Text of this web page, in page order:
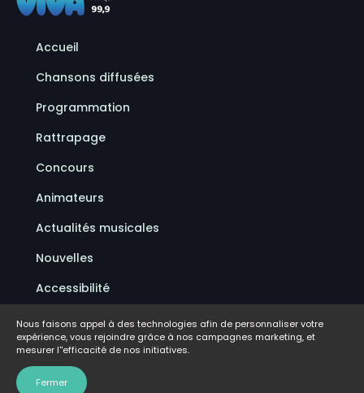
Accueil
Chansons diffusées
Programmation
Rattrapage
Concours
Animateurs
Actualités musicales
Nouvelles
Accessibilité
Politique de confidentialité
Conditions d'utilisation
FAQ
Nous faisons appel à des technologies afin de personnaliser votre
expérience, vous rejoindre grâce à nos campagnes marketing, et
mesurer l''efficacité de nos initiatives.
Fermer